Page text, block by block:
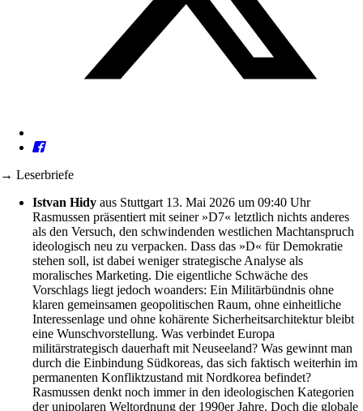
→ Leserbriefe
Istvan Hidy aus Stuttgart 13. Mai 2026 um 09:40 Uhr
Rasmussen präsentiert mit seiner »D7« letztlich nichts anderes
als den Versuch, den schwindenden westlichen Machtanspruch
ideologisch neu zu verpacken. Dass das »D« für Demokratie
stehen soll, ist dabei weniger strategische Analyse als
moralisches Marketing. Die eigentliche Schwäche des
Vorschlags liegt jedoch woanders: Ein Militärbündnis ohne
klaren gemeinsamen geopolitischen Raum, ohne einheitliche
Interessenlage und ohne kohärente Sicherheitsarchitektur bleibt
eine Wunschvorstellung. Was verbindet Europa
militärstrategisch dauerhaft mit Neuseeland? Was gewinnt man
durch die Einbindung Südkoreas, das sich faktisch weiterhin im
permanenten Konfliktzustand mit Nordkorea befindet?
Rasmussen denkt noch immer in den ideologischen Kategorien
der unipolaren Weltordnung der 1990er Jahre. Doch die globale